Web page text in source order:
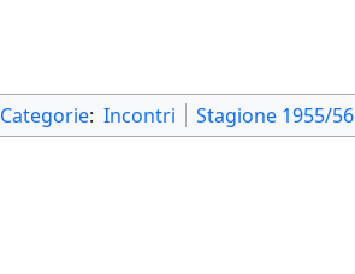
Categorie: Incontri Stagione 1955/56